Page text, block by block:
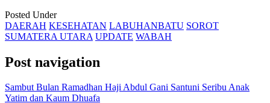
Posted Under
DAERAH KESEHATAN LABUHANBATU SOROT
SUMATERA UTARA UPDATE WABAH
Post navigation
Sambut Bulan Ramadhan Haji Abdul Gani Santuni Seribu Anak
Yatim dan Kaum Dhuafa